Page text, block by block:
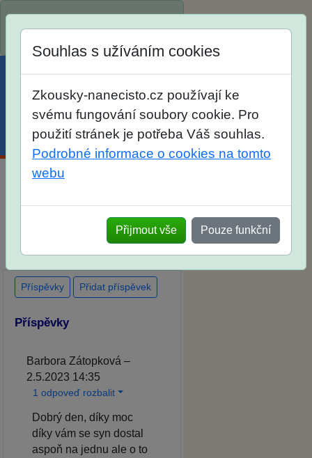
Menu Účet Košík
po skutečných přijímacích
zkouškách
Souhlas s užíváním cookies
Zkousky-nanecisto.cz používají ke
svému fungování soubory cookie. Pro
použití stránek je potřeba Váš souhlas.
Podrobné informace o cookies na tomto
webu
Přijmout vše Pouze funkční
Příspěvky Přidat příspěvek
Příspěvky
Barbora Zátopková –
2.5.2023 14:35
1 odpoveď rozbalit
Dobrý den, díky moc
díky vám se syn dostal
aspoň na jednu ale o to